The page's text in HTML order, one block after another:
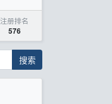
注册排名
576
搜索